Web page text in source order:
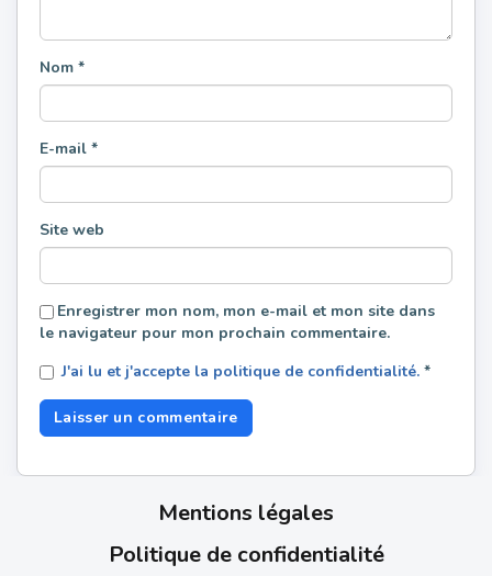
Nom *
E-mail *
Site web
Enregistrer mon nom, mon e-mail et mon site dans
le navigateur pour mon prochain commentaire.
J'ai lu et j'accepte la politique de confidentialité. *
Mentions légales
Politique de confidentialité